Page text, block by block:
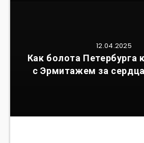
12.04.2025
Как болота Петербурга
с Эрмитажем за